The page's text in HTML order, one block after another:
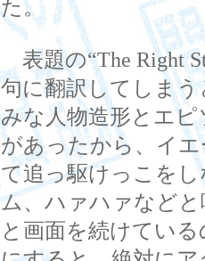
た。
表題の“The Right
句に翻訳してしま
みな人物造形とエ
があったから、イ
て追っ駆けっこを
ム、ハァハァなど
と画面を続けてい